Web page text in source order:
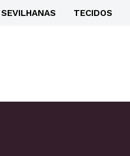
SEVILHANAS TECIDOS